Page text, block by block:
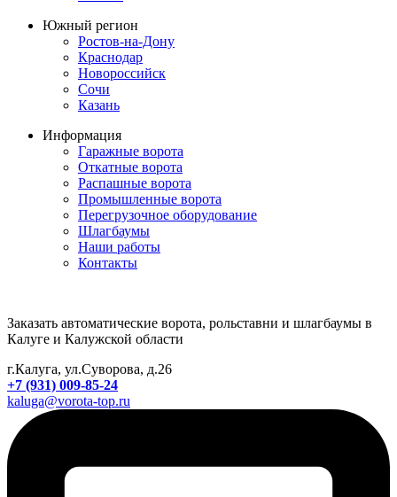
Южный регион
Ростов-на-Дону
Краснодар
Новороссийск
Сочи
Казань
Информация
Гаражные ворота
Откатные ворота
Распашные ворота
Промышленные ворота
Перегрузочное оборудование
Шлагбаумы
Наши работы
Контакты
Заказать автоматические ворота, рольставни и шлагбаумы в
Калуге и Калужской области
г.Калуга, ул.Суворова, д.26
+7 (931) 009-85-24
kaluga@vorota-top.ru